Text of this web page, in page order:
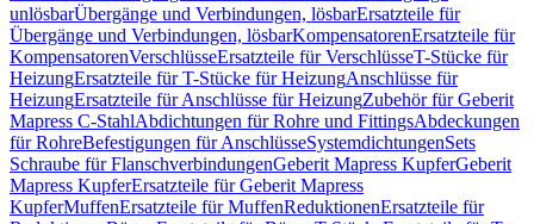
unlösbarÜbergänge und Verbindungen, lösbarErsatzteile für
Übergänge und Verbindungen, lösbarKompensatorenErsatzteile für
KompensatorenVerschlüsseErsatzteile für VerschlüsseT-Stücke für
HeizungErsatzteile für T-Stücke für HeizungAnschlüsse für
HeizungErsatzteile für Anschlüsse für HeizungZubehör für Geberit
Mapress C-StahlAbdichtungen für Rohre und FittingsAbdeckungen
für RohreBefestigungen für AnschlüsseSystemdichtungenSets
Schraube für FlanschverbindungenGeberit Mapress KupferGeberit
Mapress KupferErsatzteile für Geberit Mapress
KupferMuffenErsatzteile für MuffenReduktionenErsatzteile für